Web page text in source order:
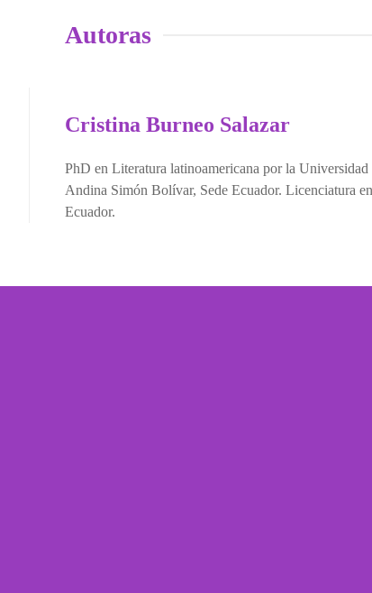
Autoras
Cristina Burneo Salazar
PhD en Literatura latinoamericana por la
Andina Simón Bolívar, Sede Ecuador. Licenciatura
Ecuador.